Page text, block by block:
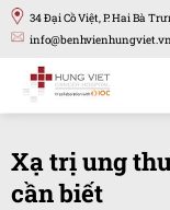
Bỏ
qua
dung
34 Đại Cồ Việt, P. Hai Bà
info@benhvienhungviet.vn
Xạ trị ung
cần biết